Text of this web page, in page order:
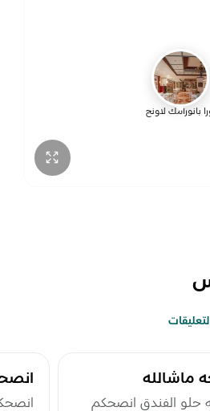
بانورامك لاونج
ماشالله
حلو الفندق انصحكم